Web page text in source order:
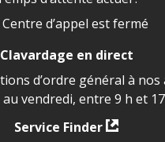
Centre d’appel est fermé
Clavardage en direct
d’ordre général à nos
vendredi, entre 9 h et
Service Finder